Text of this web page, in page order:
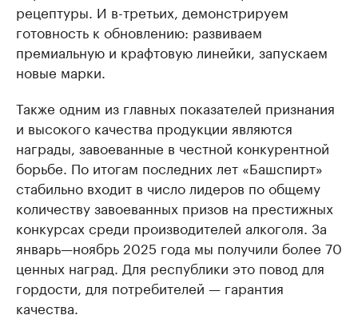
рецептуры. И в-третьих, демонстрируем
готовность к обновлению: развиваем
премиальную и крафтовую линейки, запускаем
новые марки.
Также одним из главных показателей признания
и высокого качества продукции являются
награды, завоеванные в честной конкурентной
борьбе. По итогам последних лет «Башспирт»
стабильно входит в число лидеров по общему
количеству завоеванных призов на престижных
конкурсах среди производителей алкоголя. За
январь—ноябрь 2025 года мы получили более 70
ценных наград. Для республики это повод для
гордости, для потребителей — гарантия
качества.